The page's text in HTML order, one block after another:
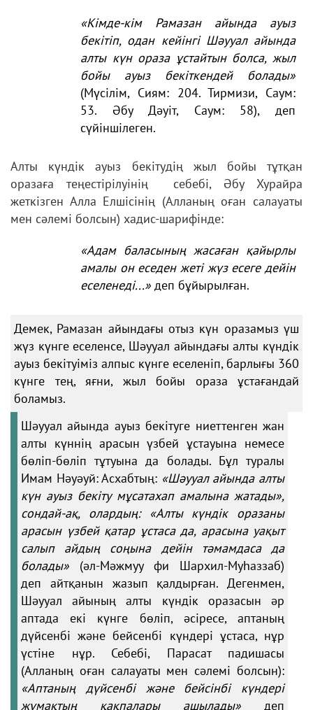
«Кімде-кім Рамазан айында ауыз
бекітіп, одан кейінгі Шәууал айында
алты күн ораза ұстайтын болса, жыл
бойы ауыз бекіткендей болады»
(Мүсілім, Сиям: 204. Тирмизи, Саум:
53. Әбу Дәуіт, Саум: 58), деп
сүйіншілеген.
Алты күндік ауыз бекітудің жыл бойы тұтқан
оразаға теңестірілуінің себебі, Әбу Хурайра
жеткізген Алла Елшісінің (Алланың оған салауаты
мен сәлемі болсын) хадис-шарифінде:
«Адам баласының жасаған қайырлы
амалы он еседен жеті жүз есеге дейін
еселенеді...» деп бұйырылған.
Демек, Рамазан айындағы отыз күн оразамыз үш
жүз күнге еселенсе, Шәууал айындағы алты күндік
ауыз бекітуіміз алпыс күнге еселеніп, барлығы 360
күнге тең, яғни, жыл бойы ораза ұстағандай
боламыз.
Шәууал айында ауыз бекітуге ниеттенген жан
алты күннің арасын үзбей ұстауына немесе
бөліп-бөліп тұтуына да болады. Бұл туралы
Имам Нәуәуй: Асхабтың: «Шәууал айында алты
күн ауыз бекіту мұсатахап амалына жатады»,
сондай-ақ, олардың: «Алты күндік оразаны
арасын үзбей қатар ұстаса да, арасына уақыт
салып айдың соңына дейін тәмамдаса да
болады» (әл-Мәжмуу фи Шархил-Муһаззаб)
деп айтқанын жазып қалдырған. Дегенмен,
Шәууал айының алты күндік оразасын әр
аптада екі күнге бөліп, әсіресе, аптаның
дүйсенбі және бейсенбі күндері ұстаса, нұр
үстіне нұр. Себебі, Парасат падишасы
(Алланың оған салауаты мен сәлемі болсын):
«Аптаның дүйсенбі және бейсінбі күндері
жұмақтың қақпалары ашылады» деп